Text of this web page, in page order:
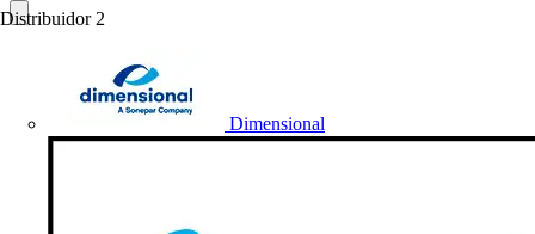
Distribuidor 2
Dimensional